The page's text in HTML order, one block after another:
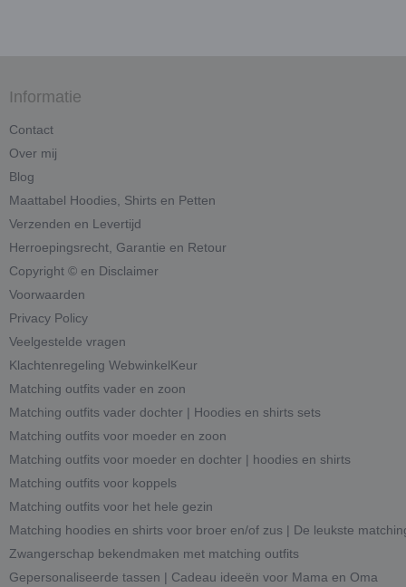
Informatie
Contact
Over mij
Blog
Maattabel Hoodies, Shirts en Petten
Verzenden en Levertijd
Herroepingsrecht, Garantie en Retour
Copyright © en Disclaimer
Voorwaarden
Privacy Policy
Veelgestelde vragen
Klachtenregeling WebwinkelKeur
Matching outfits vader en zoon
Matching outfits vader dochter | Hoodies en shirts sets
Matching outfits voor moeder en zoon
Matching outfits voor moeder en dochter | hoodies en shirts
Matching outfits voor koppels
Matching outfits voor het hele gezin
Matching hoodies en shirts voor broer en/of zus | De leukste
Zwangerschap bekendmaken met matching outfits
Gepersonaliseerde tassen | Cadeau ideeën voor Mama en Oma